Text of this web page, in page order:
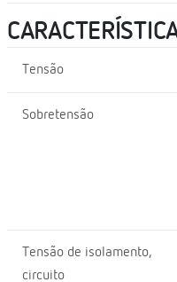
Tensão
Sobretensão
Tensão de isolamento,
circuito